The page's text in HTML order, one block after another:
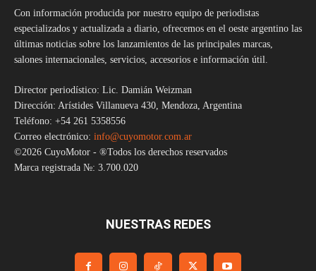
Con información producida por nuestro equipo de periodistas
especializados y actualizada a diario, ofrecemos en el oeste argentino las
últimas noticias sobre los lanzamientos de las principales marcas,
salones internacionales, servicios, accesorios e información útil.
Director periodístico: Lic. Damián Weizman
Dirección: Arístides Villanueva 430, Mendoza, Argentina
Teléfono: +54 261 5358556
Correo electrónico: info@cuyomotor.com.ar
©2026 CuyoMotor - ®Todos los derechos reservados
Marca registrada №: 3.700.020
NUESTRAS REDES